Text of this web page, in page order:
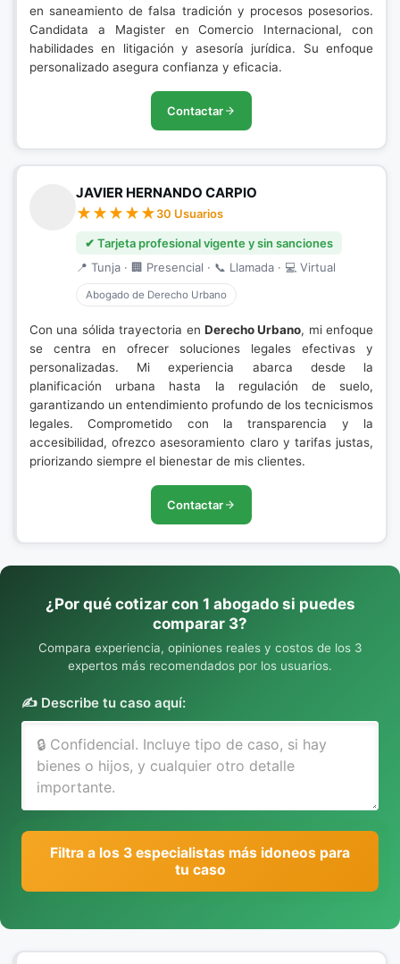
en saneamiento de falsa tradición y procesos posesorios.
Candidata a Magister en Comercio Internacional, con
habilidades en litigación y asesoría jurídica. Su enfoque
personalizado asegura confianza y eficacia.
Contactar
JAVIER HERNANDO CARPIO
30 Usuarios
✔ Tarjeta profesional vigente y sin sanciones
📍 Tunja · 🏢 Presencial · 📞 Llamada · 💻 Virtual
Abogado de Derecho Urbano
Con una sólida trayectoria en Derecho Urbano, mi enfoque
se centra en ofrecer soluciones legales efectivas y
personalizadas. Mi experiencia abarca desde la
planificación urbana hasta la regulación de suelo,
garantizando un entendimiento profundo de los tecnicismos
legales. Comprometido con la transparencia y la
accesibilidad, ofrezco asesoramiento claro y tarifas justas,
priorizando siempre el bienestar de mis clientes.
Contactar
¿Por qué cotizar con 1 abogado si puedes
comparar 3?
Compara experiencia, opiniones reales y costos de los 3
expertos más recomendados por los usuarios.
✍️ Describe tu caso aquí:
Filtra a los 3 especialistas más idoneos para
tu caso